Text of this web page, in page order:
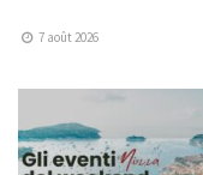
7 août 2026